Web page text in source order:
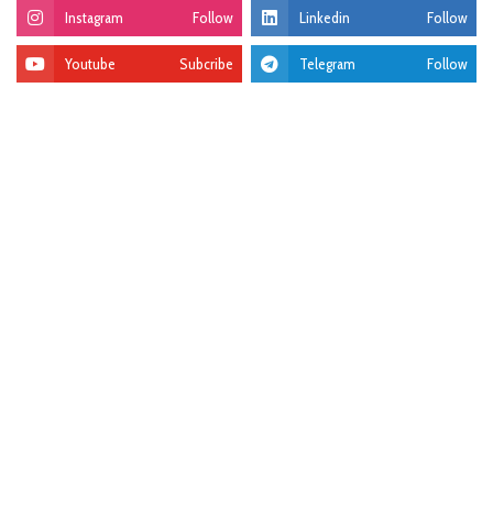
Instagram Follow Linkedin Follow
Youtube Subcribe Telegram Follow